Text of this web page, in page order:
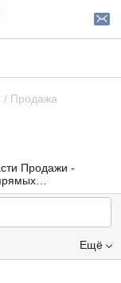
/ Продажа
Продажи -
Свежие вакансии
Ещё